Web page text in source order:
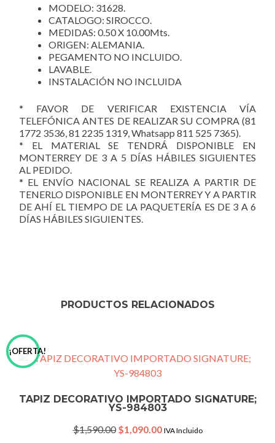
MODELO: 31628.
CATALOGO: SIROCCO.
MEDIDAS: 0.50 X 10.00Mts.
ORIGEN: ALEMANIA.
PEGAMENTO NO INCLUIDO.
LAVABLE.
INSTALACIÓN NO INCLUIDA
* FAVOR DE VERIFICAR EXISTENCIA VÍA
TELEFÓNICA ANTES DE REALIZAR SU COMPRA (81
1772 3536, 81 2235 1319, Whatsapp 811 525 7365).
* EL MATERIAL SE TENDRÁ DISPONIBLE EN
MONTERREY DE 3 A 5 DÍAS HÁBILES SIGUIENTES
AL PEDIDO.
* EL ENVÍO NACIONAL SE REALIZA A PARTIR DE
TENERLO DISPONIBLE EN MONTERREY Y A PARTIR
DE AHÍ EL TIEMPO DE LA PAQUETERÍA ES DE 3 A 6
DÍAS HÁBILES SIGUIENTES.
PRODUCTOS RELACIONADOS
¡OFERTA!
TAPIZ DECORATIVO IMPORTADO SIGNATURE;
YS-984803
$1,590.00 Original
$1,090.00Current
IVA Incluido